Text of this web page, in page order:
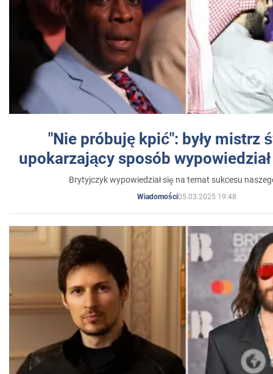
"Nie próbuję kpić": były mistrz
upokarzający sposób
Brytyjczyk wypowiedział się na temat sukcesu
Wiadomości05.03.2025 19:48